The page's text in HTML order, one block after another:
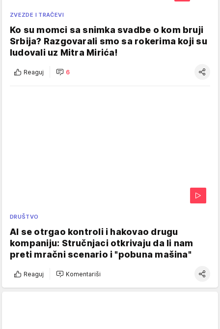
ZVEZDE I TRAČEVI
Ko su momci sa snimka svadbe o kom bruji
Srbija? Razgovarali smo sa rokerima koji su
ludovali uz Mitra Mirića!
Reaguj 6
DRUŠTVO
AI se otrgao kontroli i hakovao drugu
kompaniju: Stručnjaci otkrivaju da li nam
preti mračni scenario i "pobuna mašina"
Reaguj Komentariši